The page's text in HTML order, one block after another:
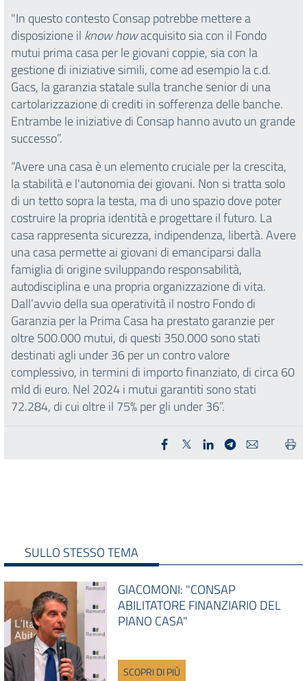
"In questo contesto Consap potrebbe mettere a
disposizione il know howacquisito sia con il Fondo
mutui prima casa per le giovani coppie, sia con la
gestione di iniziative simili, come ad esempio la c.d.
Gacs, la garanzia statale sulla tranche senior di una
cartolarizzazione di crediti in sofferenza delle banche.
Entrambe le iniziative di Consap hanno avuto un grande
successo”.
“Avere una casa è un elemento cruciale per la crescita,
la stabilità e l'autonomia dei giovani. Non si tratta solo
di un tetto sopra la testa, ma di uno spazio dove poter
costruire la propria identità e progettare il futuro. La
casa rappresenta sicurezza, indipendenza, libertà. Avere
una casa permette ai giovani di emanciparsi dalla
famiglia di origine sviluppando responsabilità,
autodisciplina e una propria organizzazione di vita.
Dall’avvio della sua operatività il nostro Fondo di
Garanzia per la Prima Casa ha prestato garanzie per
oltre 500.000 mutui, di questi 350.000 sono stati
destinati agli under 36 per un contro valore
complessivo, in termini di importo finanziato, di circa 60
mld di euro. Nel 2024 i mutui garantiti sono stati
72.284, di cui oltre il 75% per gli under 36”.
SULLO STESSO TEMA
GIACOMONI: "CONSAP
ABILITATORE FINANZIARIO DEL
PIANO CASA"
SCOPRI DI PIÙ